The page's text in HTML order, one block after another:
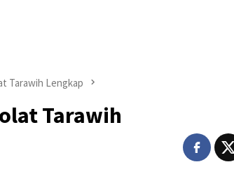
Tarawih Lengkap
Tarawih